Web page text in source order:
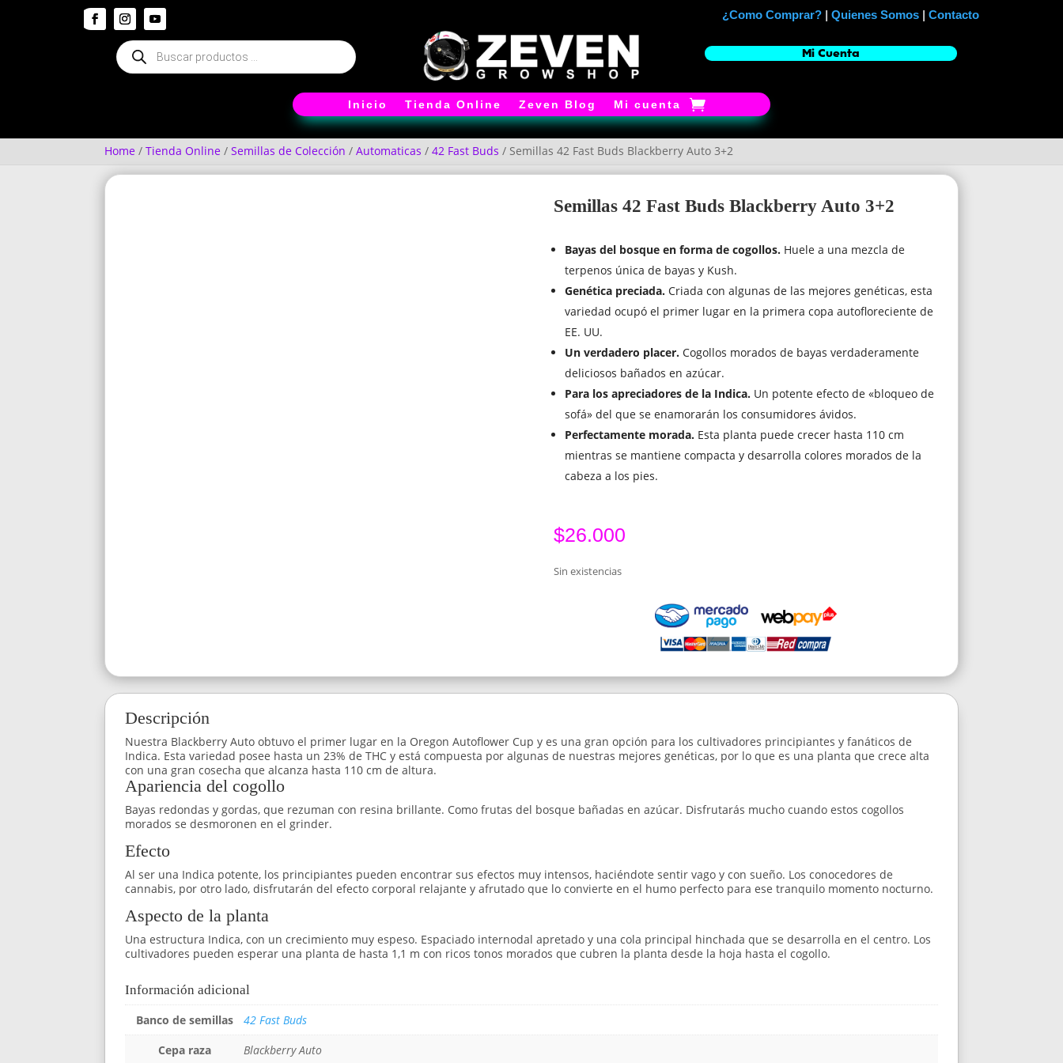
¿Como Comprar? |Quienes Somos |Contacto
Búsqueda
de
productos
Mi Cuenta
Inicio Tienda Online Zeven Blog Mi cuenta
Home / Tienda Online / Semillas de Colección / Automaticas / 42 Fast Buds / Semillas 42 Fast Buds Blackberry Auto 3+2
Semillas 42 Fast Buds Blackberry Auto 3+2
Bayas del bosque en forma de cogollos. Huele a una mezcla de
terpenos única de bayas y Kush.
Genética preciada. Criada con algunas de las mejores genéticas, esta
variedad ocupó el primer lugar en la primera copa autofloreciente de
EE. UU.
Un verdadero placer. Cogollos morados de bayas verdaderamente
deliciosos bañados en azúcar.
Para los apreciadores de la Indica. Un potente efecto de «bloqueo de
sofá» del que se enamorarán los consumidores ávidos.
Perfectamente morada. Esta planta puede crecer hasta 110 cm
mientras se mantiene compacta y desarrolla colores morados de la
cabeza a los pies.
$26.000
Sin existencias
Descripción
Nuestra Blackberry Auto obtuvo el primer lugar en la Oregon Autoflower Cup y es una gran opción para los cultivadores principiantes y fanáticos de
Indica. Esta variedad posee hasta un 23% de THC y está compuesta por algunas de nuestras mejores genéticas, por lo que es una planta que crece alta
con una gran cosecha que alcanza hasta 110 cm de altura.
Apariencia del cogollo
Bayas redondas y gordas, que rezuman con resina brillante. Como frutas del bosque bañadas en azúcar. Disfrutarás mucho cuando estos cogollos
morados se desmoronen en el grinder.
Efecto
Al ser una Indica potente, los principiantes pueden encontrar sus efectos muy intensos, haciéndote sentir vago y con sueño. Los conocedores de
cannabis, por otro lado, disfrutarán del efecto corporal relajante y afrutado que lo convierte en el humo perfecto para ese tranquilo momento nocturno.
Aspecto de la planta
Una estructura Indica, con un crecimiento muy espeso. Espaciado internodal apretado y una cola principal hinchada que se desarrolla en el centro. Los
cultivadores pueden esperar una planta de hasta 1,1 m con ricos tonos morados que cubren la planta desde la hoja hasta el cogollo.
Información adicional
Banco de semillas
42 Fast Buds
Cepa raza
Blackberry Auto